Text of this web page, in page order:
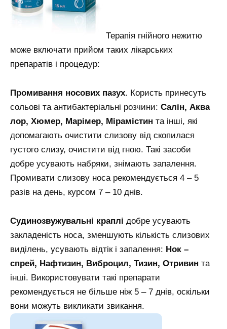
Терапія гнійного нежитю
може включати прийом таких лікарських
препаратів і процедур:
Промивання носових пазух. Користь принесуть
сольові та антибактеріальні розчини: Салін, Аква
лор, Хюмер, Марімер, Мірамістин та інші, які
допомагають очистити слизову від скопилася
густого слизу, очистити від гною. Такі засоби
добре усувають набряки, знімають запалення.
Промивати слизову носа рекомендується 4 – 5
разів на день, курсом 7 – 10 днів.
Судинозвужувальні краплі добре усувають
закладеність носа, зменшують кількість слизових
виділень, усувають відтік і запалення: Нок –
спрей, Нафтизин, Виброцил, Тизин, Отривин та
інші. Використовувати такі препарати
рекомендується не більше ніж 5 – 7 днів, оскільки
вони можуть викликати звикання.